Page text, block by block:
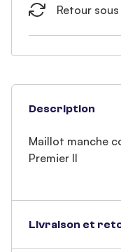
Retour
Description
Maillot manche
Premier II
Livraison et